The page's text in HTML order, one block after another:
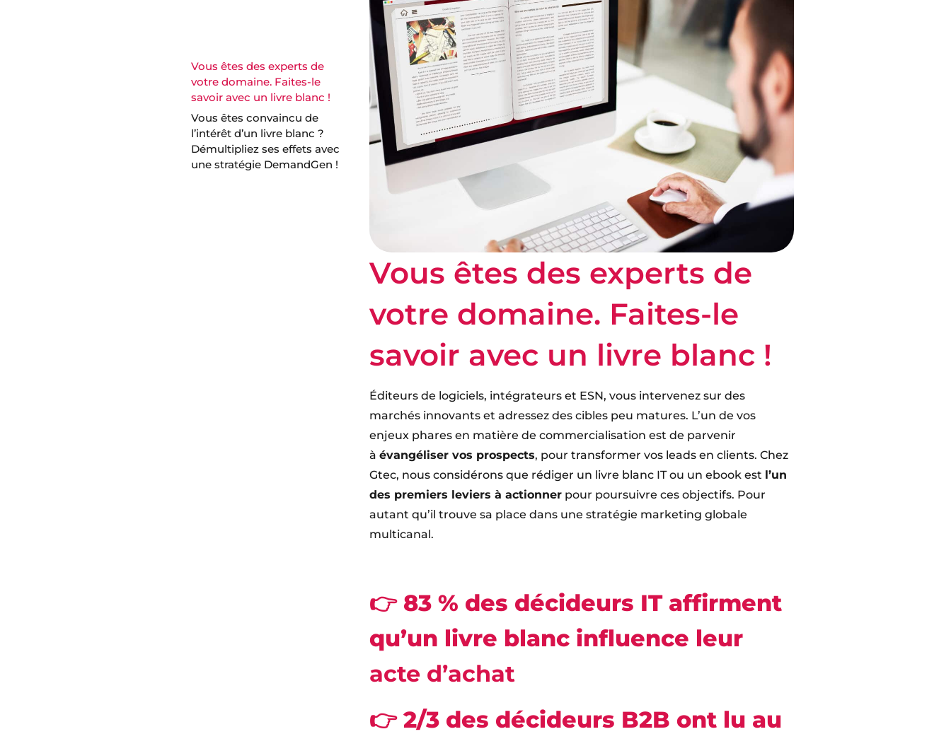
Vous êtes des experts de
votre domaine. Faites-le
savoir avec un livre blanc !
Vous êtes convaincu de
l’intérêt d’un livre blanc ?
Démultipliez ses effets avec
une stratégie DemandGen !
Vous êtes des experts de
votre domaine. Faites-le
savoir avec un livre blanc !
Éditeurs de logiciels, intégrateurs et ESN, vous intervenez sur des
marchés innovants et adressez des cibles peu matures. L’un de vos
enjeux phares en matière de commercialisation est de parvenir
à évangéliser vos prospects, pour transformer vos leads en clients. Chez
Gtec, nous considérons que rédiger un livre blanc IT ou un ebook est l’un
des premiers leviers à actionner pour poursuivre ces objectifs. Pour
autant qu’il trouve sa place dans une stratégie marketing globale
multicanal.
👉 83 % des décideurs IT affirment
qu’un livre blanc influence leur
acte d’achat
👉 2/3 des décideurs B2B ont lu au